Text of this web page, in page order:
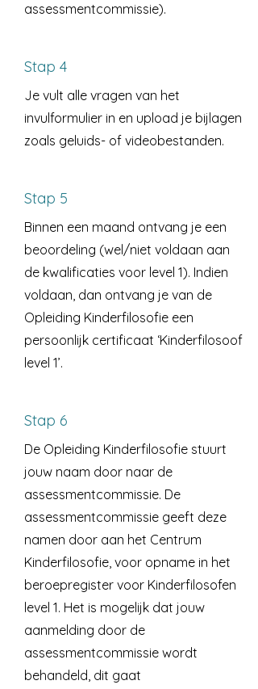
assessmentcommissie).
Stap 4
Je vult alle vragen van het
invulformulier in en upload je bijlagen
zoals geluids- of videobestanden.
Stap 5
Binnen een maand ontvang je een
beoordeling (wel/niet voldaan aan
de kwalificaties voor level 1). Indien
voldaan, dan ontvang je van de
Opleiding Kinderfilosofie een
persoonlijk certificaat ‘Kinderfilosoof
level 1’.
Stap 6
De Opleiding Kinderfilosofie stuurt
jouw naam door naar de
assessmentcommissie. De
assessmentcommissie geeft deze
namen door aan het Centrum
Kinderfilosofie, voor opname in het
beroepregister voor Kinderfilosofen
level 1. Het is mogelijk dat jouw
aanmelding door de
assessmentcommissie wordt
behandeld, dit gaat